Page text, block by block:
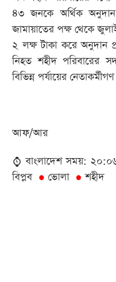
৪৩ জনকে অর্থিক
জামায়াতের পক্ষ থেকে
২ লক্ষ টাকা করে অনুদান
নিহত শহীদ পরিবারের
বিভিন্ন পর্যায়ের
আফ/আর
বাংলাদেশ সময়:
বিপ্লব ● ভোলা ● শহীদ